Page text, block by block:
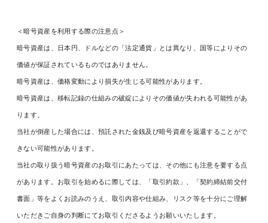
＜暗号資産を利用する際の注意点＞
暗号資産は、日本円、ドルなどの「法定通貨」とは異なり、国等によりその
価値が保証されているものではありません。
暗号資産は、価格変動により損失が生じる可能性があります。
暗号資産は、移転記録の仕組みの破綻によりその価値が失われる可能性があ
ります。
当社が倒産した場合には、預託された金銭及び暗号資産を返還することがで
きない可能性があります。
当社の取り扱う暗号資産のお取引にあたっては、その他にも注意を要する点
があります。お取引を始めるに際しては、「取引約款」、「契約締結前交付
書面」等をよくお読みのうえ、取引内容や仕組み、リスク等を十分にご理解
いただきご自身の判断にてお取引くださるようお願いいたします。